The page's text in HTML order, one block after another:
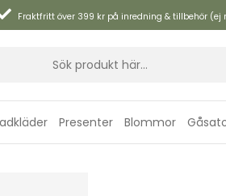
Fraktfritt över 399 kr på inredning & tillbehör (ej
Presenter Blommor